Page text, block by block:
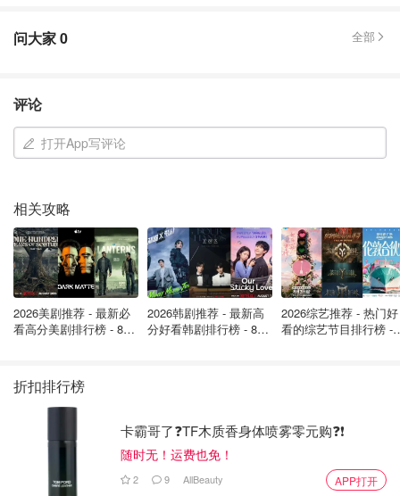
现行《民法典》继承编以血缘和婚姻为继承权基础，导致不
婚人群在遗产管理人选任上，面临比有配偶或子女者更复杂
和特殊的困境。
胡筠悦研究发现，不婚人群尤其是无子女的群体，缺乏“天
序继承人是配偶、子女、父母。不婚者无配偶子女，父母可
能已故或年迈无力管理。
在法定继承人缺失或不合适的情况下，法律规定由被继承人
生前住所地的民政部门或者村民委员会担任。但这可能使得
问大家0 全部
评论
打开App写评论
相关攻略
2026美剧推荐 - 最新必
看高分美剧排行榜 - 8月
2026韩剧推荐 - 最新高
分好看韩剧排行榜 - 8月
2026综艺推荐 - 热门好
看的综艺节目排行榜 -
折扣排行榜
卡霸哥了❓TF木质香身体喷雾零元购❓❗
随时无！运费也免！
2 9 AllBeauty APP打开